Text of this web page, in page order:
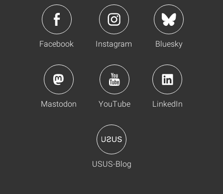
Facebook Instagram Bluesky
Mastodon YouTube LinkedIn
USUS-Blog